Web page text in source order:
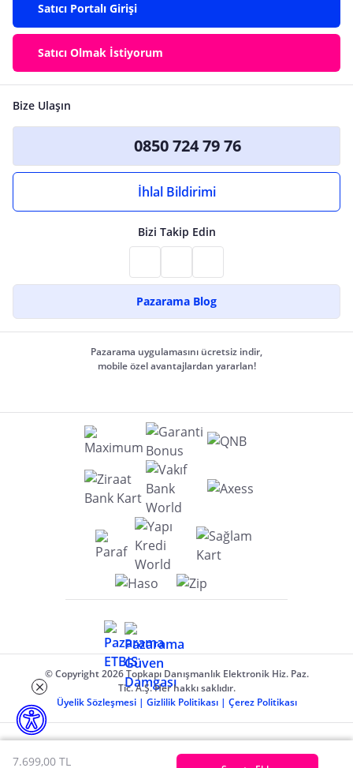
7.699,00 TL
Satıcı Portalı Girişi
Satıcı Olmak İstiyorum
Bize Ulaşın
0850 724 79 76
İhlal Bildirimi
Bizi Takip Edin
Pazarama Blog
Pazarama uygulamasını ücretsiz indir,
mobile özel avantajlardan yararlan!
© Copyright 2026 Topkapı Danışmanlık Elektronik Hiz. Paz.
Tic. A.Ş. Her hakkı saklıdır.
Üyelik Sözleşmesi | Gizlilik Politikası | Çerez Politikası